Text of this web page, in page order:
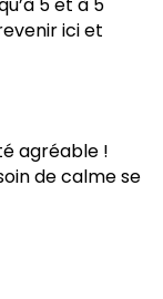
ici et
agréable !
de calme se